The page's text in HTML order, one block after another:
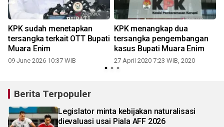
KPK sudah menetapkan
tersangka terkait OTT Bupati
Muara Enim
09 June 2026 10:37 WIB
KPK menangkap dua
tersangka pengembangan
kasus Bupati Muara Enim
27 April 2020 7:23 WIB, 2020
Berita Terpopuler
Legislator minta kebijakan naturalisasi
dievaluasi usai Piala AFF 2026